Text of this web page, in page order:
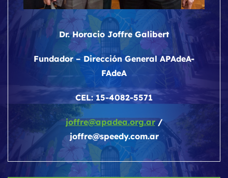
Dr. Horacio Joffre Galibert
Fundador – Dirección General APAdeA-
FAdeA
CEL: 15-4082-5571
joffre@apadea.org.ar/
joffre@speedy.com.ar
Navegación